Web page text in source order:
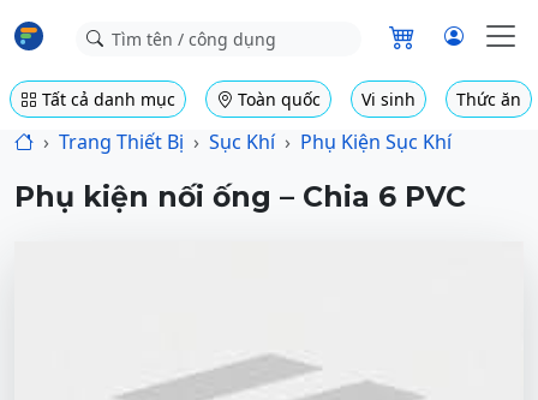
Tất cả danh mục Toàn quốc Vi sinh Thức ăn
Trang Thiết Bị Sục Khí Phụ Kiện Sục Khí
Phụ kiện nối ống – Chia 6 PVC